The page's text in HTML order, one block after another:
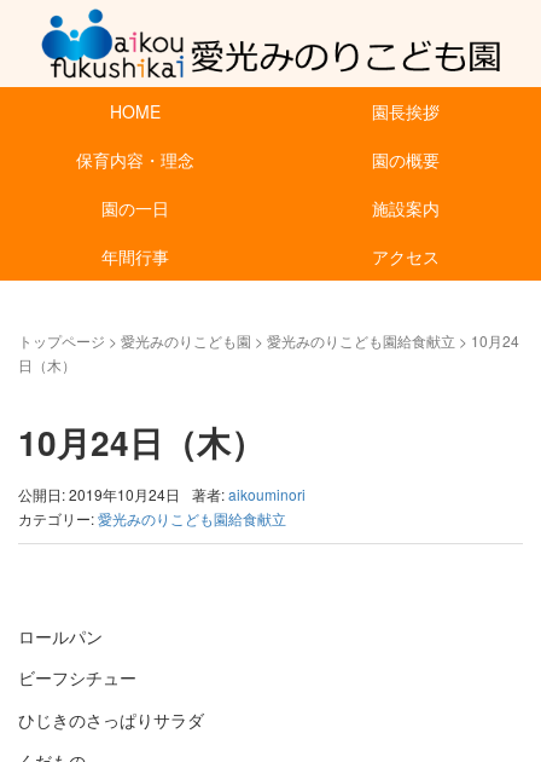
HOME
園長挨拶
保育内容・理念
園の概要
園の一日
施設案内
年間行事
アクセス
トップページ > 愛光みのりこども園 > 愛光みのりこども園給食献立 > 10月24
日（木）
10月24日（木）
公開日: 2019年10月24日 著者:aikouminori
カテゴリー:愛光みのりこども園給食献立
ロールパン
ビーフシチュー
ひじきのさっぱりサラダ